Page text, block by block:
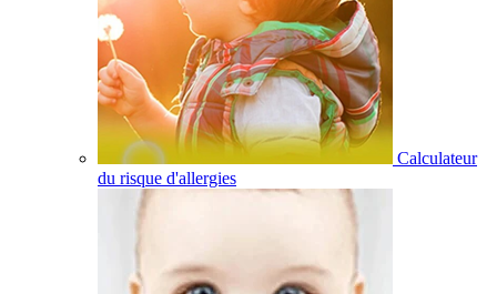
Calculateur
du risque d'allergies